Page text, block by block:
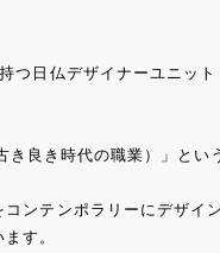
つ日仏デザイナーユニッ
き良き時代の職業）」とい
コンテンポラリーにデザイ
す。